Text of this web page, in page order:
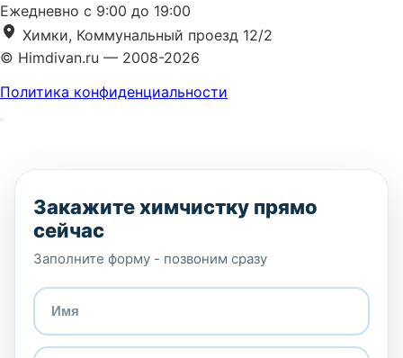
Ежедневно с 9:00 до 19:00
Химки, Коммунальный проезд 12/2
© Himdivan.ru — 2008-2026
Политика конфиденциальности
Закажите химчистку прямо
сейчас
Заполните форму - позвоним сразу